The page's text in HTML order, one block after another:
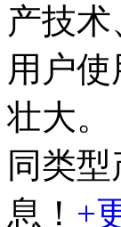
产技
用户
壮大。
同类型
息！ +